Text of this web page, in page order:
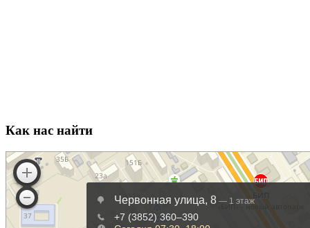
Как нас найти